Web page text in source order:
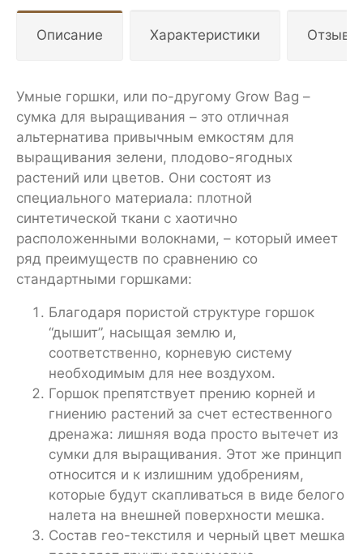
Описание Характеристики
Умные горшки, или по-другому Grow Bag –
сумка для выращивания – это отличная
альтернатива привычным емкостям для
выращивания зелени, плодово-ягодных
растений или цветов. Они состоят из
специального материала: плотной
синтетической ткани с хаотично
расположенными волокнами, – который имеет
ряд преимуществ по сравнению со
стандартными горшками:
Благодаря пористой структуре горшок
“дышит”, насыщая землю и,
соответственно, корневую систему
необходимым для нее воздухом.
Горшок препятствует прению корней и
гниению растений за счет естественного
дренажа: лишняя вода просто вытечет из
сумки для выращивания. Этот же принцип
относится и к излишним удобрениям,
которые будут скапливаться в виде белого
налета на внешней поверхности мешка.
Состав гео-текстиля и черный цвет мешка